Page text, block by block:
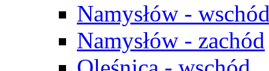
Namysłów -
Namysłów - zachód